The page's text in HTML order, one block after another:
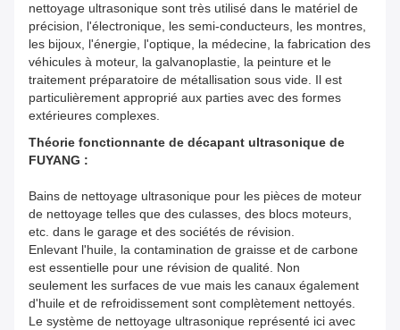
nettoyage ultrasonique sont très utilisé dans le matériel de
précision, l'électronique, les semi-conducteurs, les montres,
les bijoux, l'énergie, l'optique, la médecine, la fabrication des
véhicules à moteur, la galvanoplastie, la peinture et le
traitement préparatoire de métallisation sous vide. Il est
particulièrement approprié aux parties avec des formes
extérieures complexes.
Théorie fonctionnante de décapant ultrasonique de
FUYANG :
Bains de nettoyage ultrasonique pour les pièces de moteur
de nettoyage telles que des culasses, des blocs moteurs,
etc. dans le garage et des sociétés de révision.
Enlevant l'huile, la contamination de graisse et de carbone
est essentielle pour une révision de qualité. Non
seulement les surfaces de vue mais les canaux également
d'huile et de refroidissement sont complètement nettoyés.
Le système de nettoyage ultrasonique représenté ici avec